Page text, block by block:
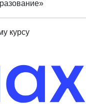
курсу